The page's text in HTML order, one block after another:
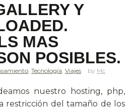
Y
MAS
POSIBLES.
, Tecnología, Viajes
Mc
nuestro hosting, php,
restricción del tamaño de los